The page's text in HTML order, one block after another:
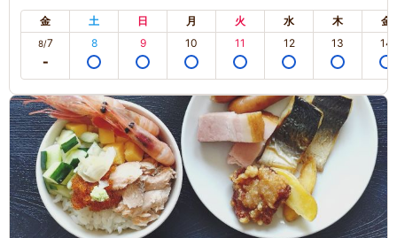
金 土 日 月 火 水 木 金
8/7 8 9 10 11 12 13 14